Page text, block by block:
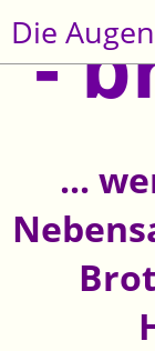
Die
-
...